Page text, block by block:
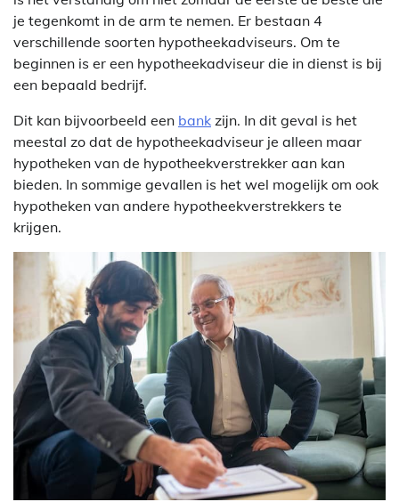
je tegenkomt in de arm te nemen. Er bestaan 4
verschillende soorten hypotheekadviseurs. Om te
beginnen is er een hypotheekadviseur die in dienst is bij
een bepaald bedrijf.
Dit kan bijvoorbeeld een bank zijn. In dit geval is het
meestal zo dat de hypotheekadviseur je alleen maar
hypotheken van de hypotheekverstrekker aan kan
bieden. In sommige gevallen is het wel mogelijk om ook
hypotheken van andere hypotheekverstrekkers te
krijgen.